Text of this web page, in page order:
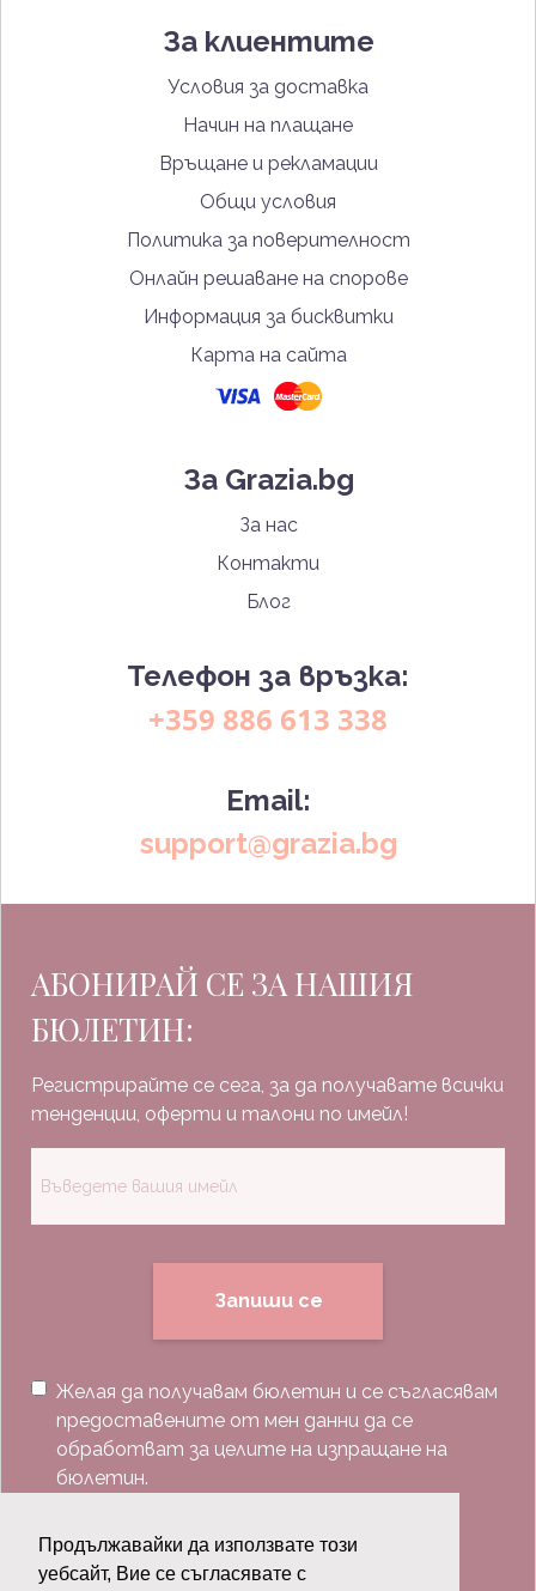
Продължавайки да използвате този
уебсайт, Вие се съгласявате с
За клиентите
Условия за доставка
Начин на плащане
Връщане и рекламации
Общи условия
Политика за поверителност
Онлайн решаване на спорове
Информация за бисквитки
Карта на сайта
За Grazia.bg
За нас
Контакти
Блог
Телефон за връзка:
+359 886 613 338
Email:
support@grazia.bg
АБОНИРАЙ СЕ ЗА НАШИЯ
БЮЛЕТИН:
Регистрирайте се сега, за да получавате всички
тенденции, оферти и талони по имейл!
Запиши се
Желая да получавам бюлетин и се съгласявам
предоставените от мен данни да се
обработват за целите на изпращане на
бюлетин.
Последвай ни: